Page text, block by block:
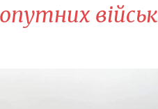
військ